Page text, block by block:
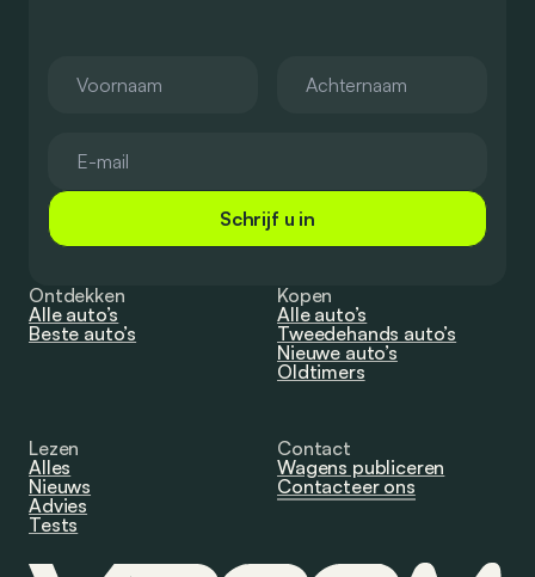
Schrijf u in
Ontdekken
Alle auto’s
Beste auto’s
Kopen
Alle auto’s
Tweedehands auto’s
Nieuwe auto’s
Oldtimers
Lezen
Alles
Nieuws
Advies
Tests
Contact
Wagens publiceren
Contacteer ons